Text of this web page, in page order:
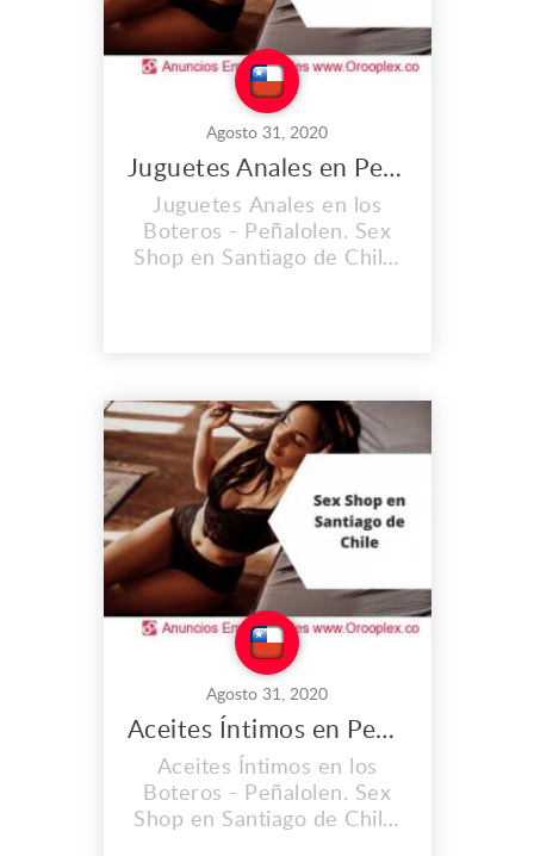
Agosto 31, 2020
Juguetes Anales en Peñalolen
Juguetes Anales en los
Boteros - Peñalolen. Sex
Shop en Santiago de Chile.
tenemos para ti. Dirección:
Los Boteros 6266
Peñalolen, Santiago RM
Teléfono: (+56) 9 3291
2965 Correo:
info@sexshope...
Agosto 31, 2020
Aceites Íntimos en Peñalolen
Aceites Íntimos en los
Boteros - Peñalolen. Sex
Shop en Santiago de Chile.